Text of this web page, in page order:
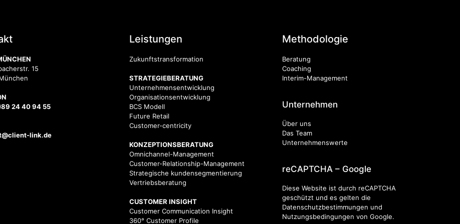
15
24 40 94 55
link.de
Leistungen
Zukunftstransformation
STRATEGIEBERATUNG
Unternehmensentwicklung
Organisationsentwicklung
BCS Modell
Future Retail
Customer-centricity
KONZEPTIONSBERATUNG
Omnichannel-Management
Customer-Relationship-Management
Strategische kundensegmentierung
Vertriebsberatung
CUSTOMER INSIGHT
Customer Communication Insight
360° Customer Profile
Methodologie
Beratung
Coaching
Interim-Management
Unternehmen
Über uns
Das Team
Unternehmenswerte
reCAPTCHA – Google
Diese Website ist durch reCAPTCHA
geschützt und es gelten die
Datenschutzbestimmungen und
Nutzungsbedingungen von Google.